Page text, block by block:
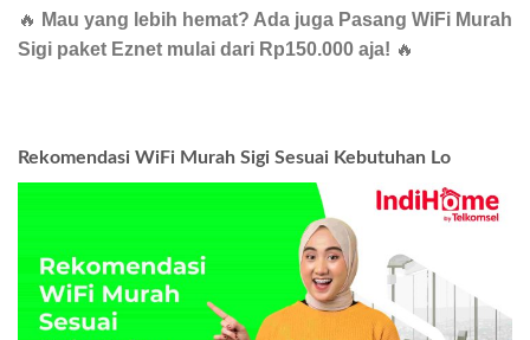
🔥 Mau yang lebih hemat? Ada juga Pasang WiFi Murah
Sigi paket Eznet mulai dari Rp150.000 aja! 🔥
Rekomendasi WiFi Murah Sigi Sesuai Kebutuhan Lo